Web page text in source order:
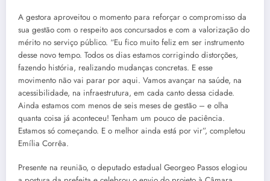
A gestora aproveitou o momento para reforçar o compromisso da
sua gestão com o respeito aos concursados e com a valorização do
mérito no serviço público. “Eu fico muito feliz em ser instrumento
desse novo tempo. Todos os dias estamos corrigindo distorções,
fazendo história, realizando mudanças concretas. E esse
movimento não vai parar por aqui. Vamos avançar na saúde, na
acessibilidade, na infraestrutura, em cada canto dessa cidade.
Ainda estamos com menos de seis meses de gestão – e olha
quanta coisa já aconteceu! Tenham um pouco de paciência.
Estamos só começando. E o melhor ainda está por vir”, completou
Emília Corrêa.
Presente na reunião, o deputado estadual Georgeo Passos elogiou